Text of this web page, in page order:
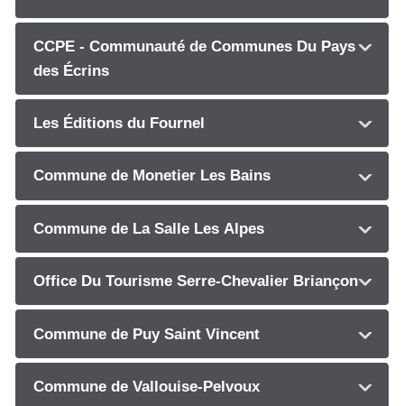
CCPE - Communauté de Communes Du Pays
des Écrins
Les Éditions du Fournel
Commune de Monetier Les Bains
Commune de La Salle Les Alpes
Office Du Tourisme Serre-Chevalier Briançon
Commune de Puy Saint Vincent
Commune de Vallouise-Pelvoux